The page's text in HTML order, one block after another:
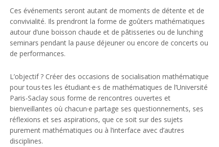
Ces événements seront autant de moments de détente et de
convivialité. Ils prendront la forme de goûters mathématiques
autour d’une boisson chaude et de pâtisseries ou de lunching
seminars pendant la pause déjeuner ou encore de concerts ou
de performances.
L’objectif ? Créer des occasions de socialisation mathématique
pour tous·tes les étudiant·e·s de mathématiques de l’Université
Paris-Saclay sous forme de rencontres ouvertes et
bienveillantes où chacun·e partage ses questionnements, ses
réflexions et ses aspirations, que ce soit sur des sujets
purement mathématiques ou à l’interface avec d’autres
disciplines.